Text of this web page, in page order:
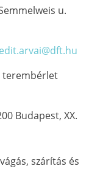
u.
edit.arvai@dft.hu
terembérlet
Budapest, XX.
szárítás és